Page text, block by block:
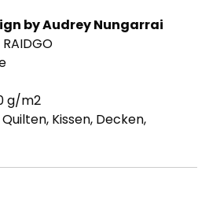
by Audrey Nungarrai
g/m2
Kissen, Decken,